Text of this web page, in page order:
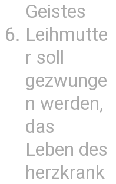
Geistes
Leihmutte
r soll
gezwunge
n werden,
das
Leben des
herzkrank